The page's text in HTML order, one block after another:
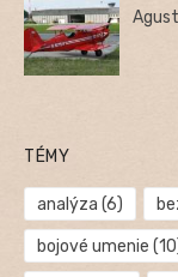
TÉMY
analýza (6)
bojové umenie